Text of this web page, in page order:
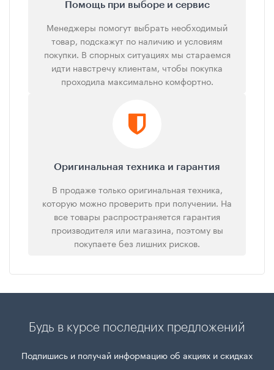
Помощь при выборе и сервис
Менеджеры помогут выбрать необходимый
товар, подскажут по наличию и условиям
покупки. В спорных ситуациях мы стараемся
идти навстречу клиентам, чтобы покупка
проходила максимально комфортно.
Оригинальная техника и гарантия
В продаже только оригинальная техника,
которую можно проверить при получении. На
все товары распространяется гарантия
производителя или магазина, поэтому вы
покупаете без лишних рисков.
Будь в курсе последних предложений
Подпишись и получай информацию об акциях и скидках